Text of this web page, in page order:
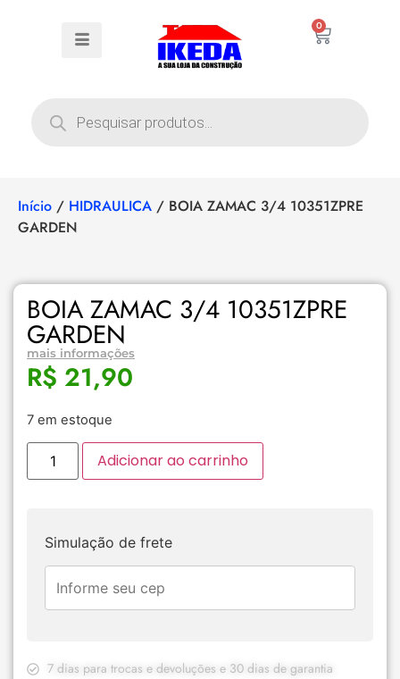
0
Início / HIDRAULICA / BOIA ZAMAC 3/4 10351ZPRE
GARDEN
BOIA ZAMAC 3/4 10351ZPRE
GARDEN
mais informações
R$ 21,90
7 em estoque
Adicionar ao carrinho
Simulação de frete
7 dias para trocas e devoluções e 30 dias de garantia